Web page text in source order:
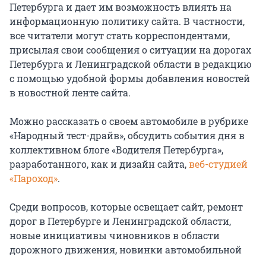
Петербурга и дает им возможность влиять на
информационную политику сайта. В частности,
все читатели могут стать корреспондентами,
присылая свои сообщения о ситуации на дорогах
Петербурга и Ленинградской области в редакцию
с помощью удобной формы добавления новостей
в новостной ленте сайта.
Можно рассказать о своем автомобиле в рубрике
«Народный тест-драйв», обсудить события дня в
коллективном блоге «Водителя Петербурга»,
разработанного, как и дизайн сайта,веб-студией
«Пароход».
Среди вопросов, которые освещает сайт, ремонт
дорог в Петербурге и Ленинградской области,
новые инициативы чиновников в области
дорожного движения, новинки автомобильной